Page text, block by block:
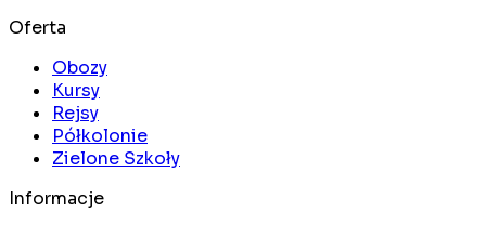
Oferta
Obozy
Kursy
Rejsy
Półkolonie
Zielone Szkoły
Informacje